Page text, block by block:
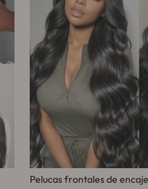
Pelucas frontales de